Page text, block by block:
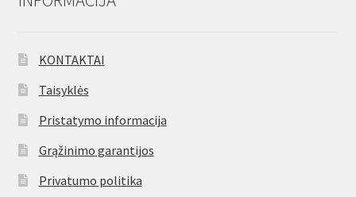
KONTAKTAI
Taisyklės
Pristatymo informacija
Grąžinimo garantijos
Privatumo politika